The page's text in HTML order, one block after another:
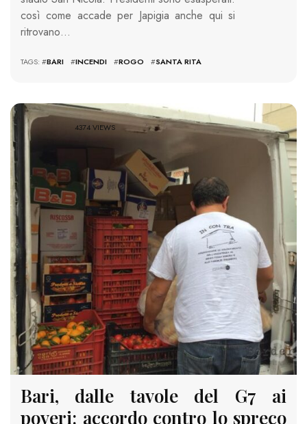
così come accade per Japigia anche qui si
ritrovano…
TAGS: #BARI #INCENDI #ROGO #SANTA RITA
4374 VIEWS
Bari, dalle tavole del G7 ai
poveri: accordo contro lo spreco